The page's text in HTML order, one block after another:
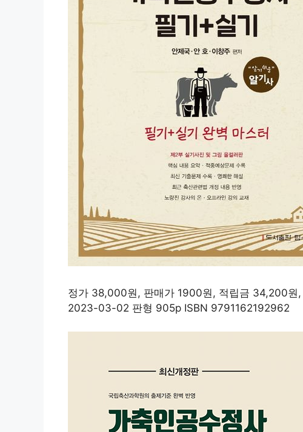
정가 38,000원, 판매가 1900원, 적립금 34,200원
2023-03-02 판형 905p ISBN 9791162192962